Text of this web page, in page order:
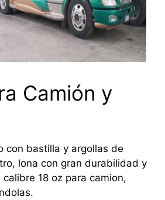
Camión y
con bastilla y argollas de
lona con gran durabilidad y
18 oz para camion,